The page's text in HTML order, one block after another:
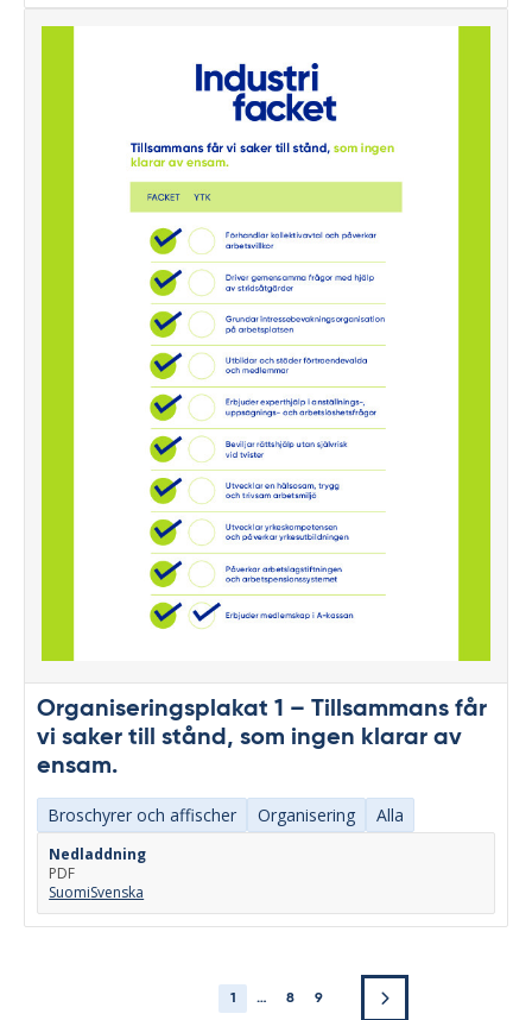
Organiseringsplakat 1 – Tillsammans får
vi saker till stånd, som ingen klarar av
ensam.
Broschyrer och affischer Organisering Alla
Nedladdning
PDF
SuomiSvenska
1 … 8 9